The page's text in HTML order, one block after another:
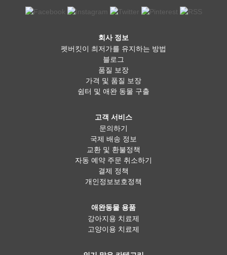
회사 정보
펫버킷이 최저가를 유지하는 방법
블로그
품질 보장
가격 및 품질 보장
쉼터 및 애완 동물 구출
고객 서비스
문의하기
국제 배송 정보
교환 및 환불정책
자동 예약 주문 취소하기
결제 정책
개인정보보호정책
애완동물 용품
강아지용 치료제
고양이용 치료제